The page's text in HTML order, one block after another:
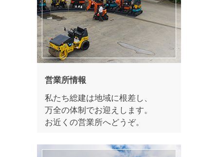
営業所情報
私たち総建は地域に根差し、
万全の体制でお迎えします。
お近くの営業所へどうぞ。